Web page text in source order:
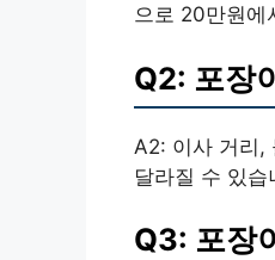
으로 20만원에
Q2: 포장
A2: 이사 거리,
달라질 수 있습
Q3: 포장